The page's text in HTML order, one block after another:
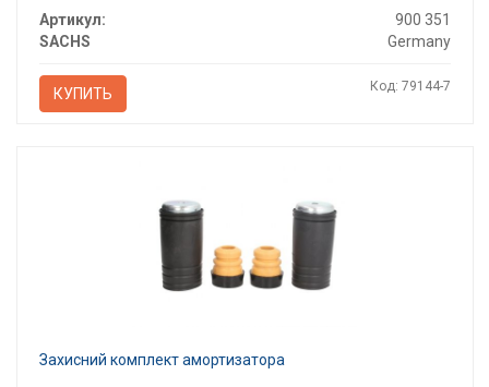
Артикул:
900 351
SACHS
Germany
КУПИТЬ Код: 79144-7
Захисний комплект амортизатора